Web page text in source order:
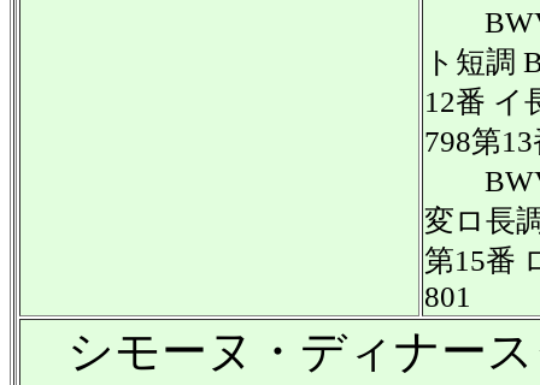
BWV
ト短調
12番 イ
798第
BWV
変ロ長
第15番
801
シモーヌ・ディナー